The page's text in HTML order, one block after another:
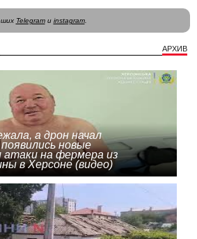
Telegramи instagram.
АРХИВ
а дрон начал
новые
атаки на фермера из
в Херсоне (видео)